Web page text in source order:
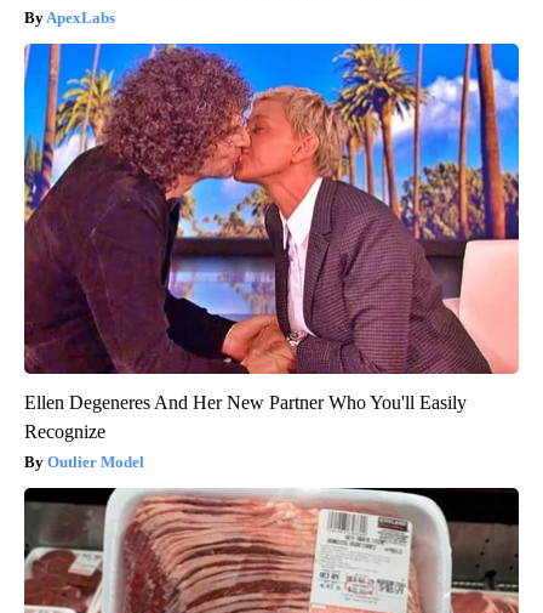
ApexLabs
Ellen Degeneres And Her New Partner Who You'll Easily
Recognize
Outlier Model